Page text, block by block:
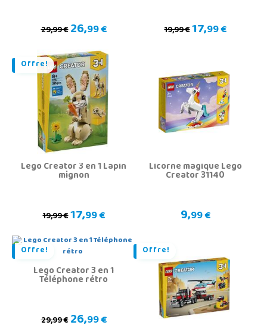
29,99 €26,99 € 19,99 €17,99 €
Offre!
Lego Creator 3 en 1 Lapin
mignon
19,99 €17,99 €
Licorne magique Lego
Creator 31140
9,99 €
Offre!
Lego Creator 3 en 1
Téléphone rétro
29,99 €
Offre!